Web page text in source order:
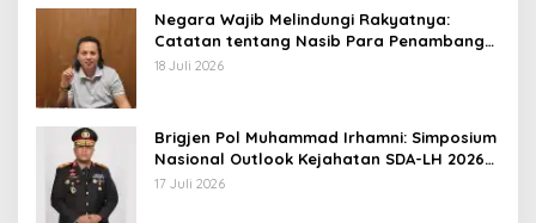
Negara Wajib Melindungi Rakyatnya:
Catatan tentang Nasib Para Penambang
Belerang Kawah Ijen
18 Juli 2026
Brigjen Pol Muhammad Irhamni: Simposium
Nasional Outlook Kejahatan SDA-LH 2026–
2030 Beri Banyak Masukan Bagi APH
17 Juli 2026